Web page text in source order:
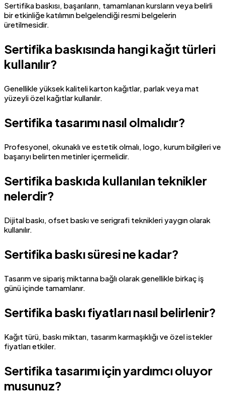
Sertifika baskısı, başarıların, tamamlanan kursların veya belirli
bir etkinliğe katılımın belgelendiği resmi belgelerin
üretilmesidir.
Sertifika baskısında hangi kağıt türleri
kullanılır?
Genellikle yüksek kaliteli karton kağıtlar, parlak veya mat
yüzeyli özel kağıtlar kullanılır.
Sertifika tasarımı nasıl olmalıdır?
Profesyonel, okunaklı ve estetik olmalı, logo, kurum bilgileri ve
başarıyı belirten metinler içermelidir.
Sertifika baskıda kullanılan teknikler
nelerdir?
Dijital baskı, ofset baskı ve serigrafi teknikleri yaygın olarak
kullanılır.
Sertifika baskı süresi ne kadar?
Tasarım ve sipariş miktarına bağlı olarak genellikle birkaç iş
günü içinde tamamlanır.
Sertifika baskı fiyatları nasıl belirlenir?
Kağıt türü, baskı miktarı, tasarım karmaşıklığı ve özel istekler
fiyatları etkiler.
Sertifika tasarımı için yardımcı oluyor
musunuz?